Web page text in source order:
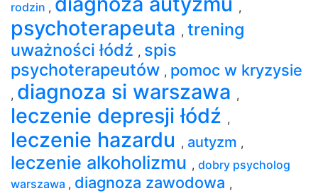
rodzin , ,
psychoterapeuta , trening
uważności łódź , spis
psychoterapeutów , pomoc w kryzysie
, diagnoza si warszawa ,
leczenie depresji łódź ,
leczenie hazardu , autyzm ,
leczenie alkoholizmu , dobry psycholog
warszawa , diagnoza zawodowa ,